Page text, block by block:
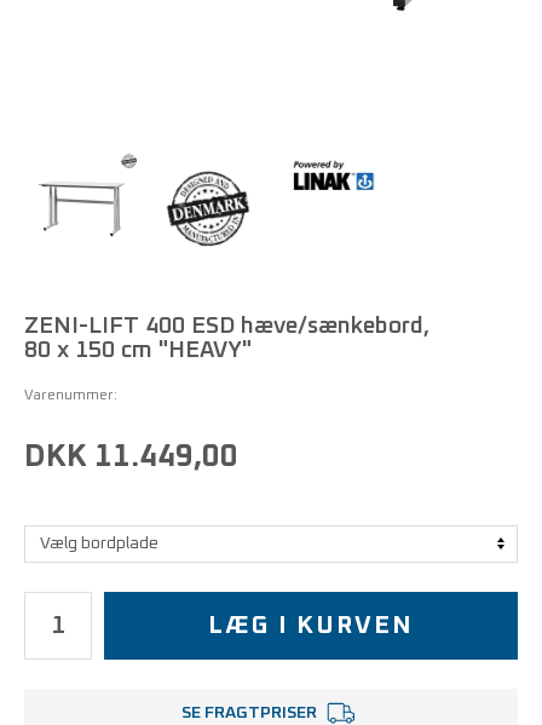
ZENI-LIFT 400 ESD hæve/sænkebord,
80 x 150 cm "HEAVY"
Varenummer:
DKK 11.449,00
LÆG I KURVEN
SE FRAGTPRISER